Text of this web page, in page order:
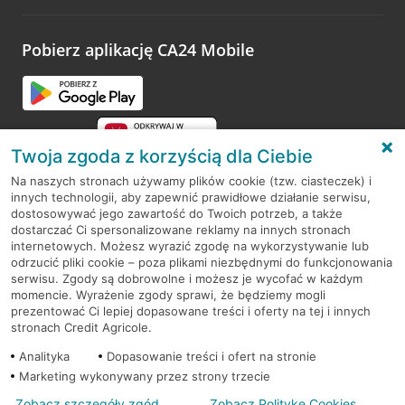
opinie.
Pobierz aplikację CA24 Mobile
RODO
Regulamin serwisu
Mapa serwisu
PolitykaCookies
Twoja zgoda z korzyścią dla Ciebie
Na naszych stronach używamy plików cookie (tzw. ciasteczek) i
innych technologii, aby zapewnić prawidłowe działanie serwisu,
dostosowywać jego zawartość do Twoich potrzeb, a także
dostarczać Ci spersonalizowane reklamy na innych stronach
internetowych. Możesz wyrazić zgodę na wykorzystywanie lub
odrzucić pliki cookie – poza plikami niezbędnymi do funkcjonowania
serwisu. Zgody są dobrowolne i możesz je wycofać w każdym
momencie. Wyrażenie zgody sprawi, że będziemy mogli
prezentować Ci lepiej dopasowane treści i oferty na tej i innych
stronach Credit Agricole.
Analityka
Dopasowanie treści i ofert na stronie
Marketing wykonywany przez strony trzecie